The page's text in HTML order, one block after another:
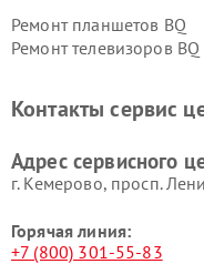
Ремонт планшетов BQ
Ремонт телевизоров BQ
Контакты сервис
Адрес сервисного
г. Кемерово, просп.
Горячая линия:
+7 (800) 301-55-83